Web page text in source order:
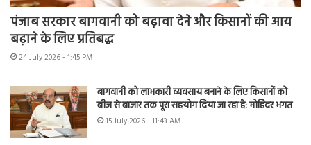
पंजाब सरकार बागवानी को बढ़ावा देने और किसानों की आय
बढ़ाने के लिए प्रतिबद्ध
24 July 2026 - 1:45 PM
बागवानी को लाभकारी व्यवसाय बनाने के लिए किसानों को
बीज से बाजार तक पूरा सहयोग दिया जा रहा है: मोहिंदर भगत
15 July 2026 - 11:43 AM